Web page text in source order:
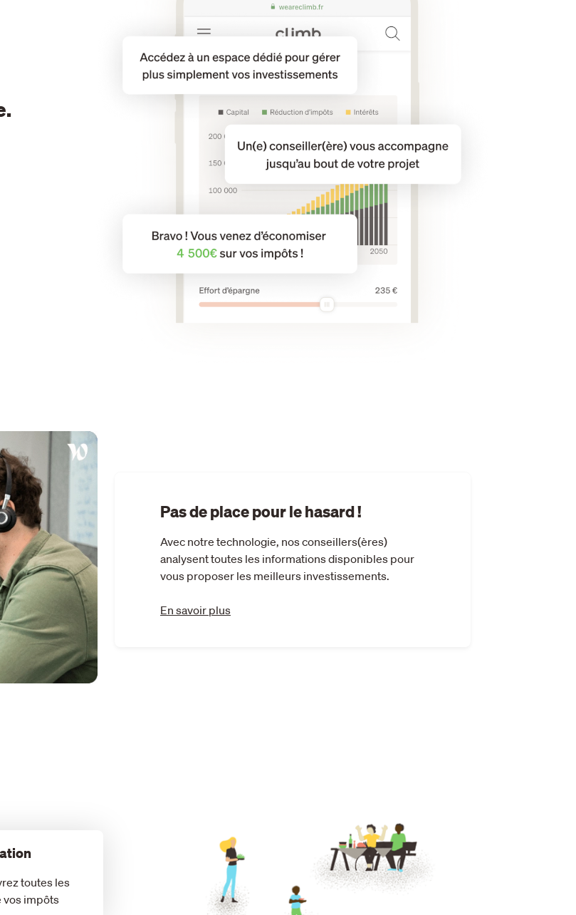
Pas de place pour le hasard !
Avec notre technologie, nos conseillers(ères)
analysent toutes les informations disponibles pour
vous proposer les meilleurs investissements.
En savoir plus
toutes les
vos impôts